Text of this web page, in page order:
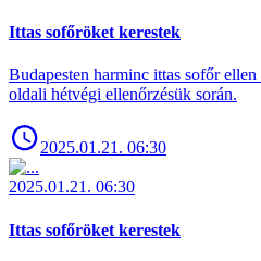
Ittas sofőröket kerestek
Budapesten harminc ittas sofőr
oldali hétvégi ellenőrzésük során.
2025.01.21. 06:30
2025.01.21. 06:30
Ittas sofőröket kerestek